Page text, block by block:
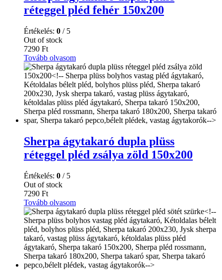
réteggel pléd fehér 150x200
Értékelés: 0 / 5
Out of stock
7290 Ft
Tovább olvasom
Sherpa ágytakaró dupla plüss
réteggel pléd zsálya zöld 150x200
Értékelés: 0 / 5
Out of stock
7290 Ft
Tovább olvasom